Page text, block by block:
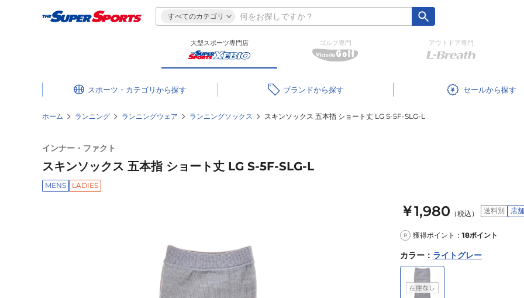
すべてのカテゴリ
大型スポーツ専門店 ゴルフ専門 アウトドア専門
スポーツ・カテゴリ ブランド セール
ホーム ランニング ランニングウェア ランニングソックス スキンソックス 五本指 ショート丈 LG S-5F-SLG-L
インナー・ファクト
スキンソックス 五本指 ショート丈 LG S-5F-SLG-L
MENS LADIES
￥1,980 （税込） 送料別 店
P 獲得ポイント： 18ポイント
カラー ： ライトグレー